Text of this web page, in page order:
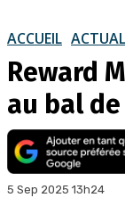
ACCUEIL
Reward
au bal
5 Sep 2025 13h24